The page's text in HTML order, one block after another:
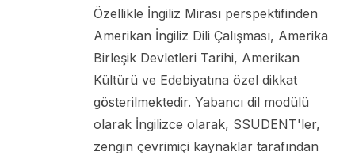
Özellikle İngiliz Mirası perspektifinden
Amerikan İngiliz Dili Çalışması, Amerika
Birleşik Devletleri Tarihi, Amerikan
Kültürü ve Edebiyatına özel dikkat
gösterilmektedir. Yabancı dil modülü
olarak İngilizce olarak, SSUDENT'ler,
zengin çevrimiçi kaynaklar tarafından